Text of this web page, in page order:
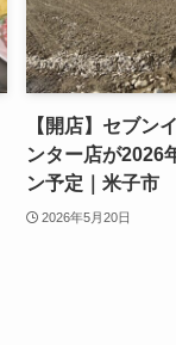
【開店】セブン
ンター店が2026
ン予定｜米子市
2026年5月20日